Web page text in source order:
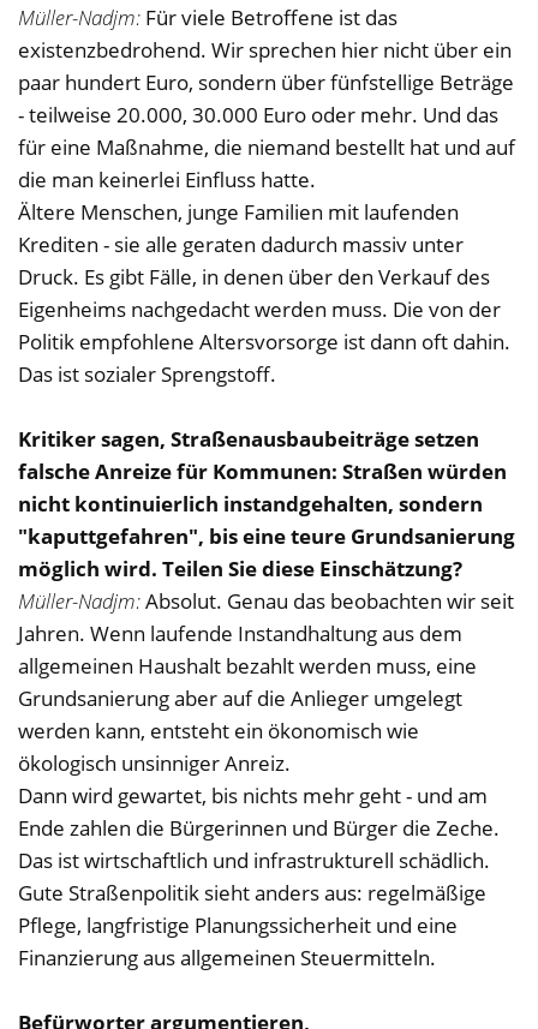
Müller-Nadjm: Für viele Betroffene ist das
existenzbedrohend. Wir sprechen hier nicht über ein
paar hundert Euro, sondern über fünfstellige Beträge
- teilweise 20.000, 30.000 Euro oder mehr. Und das
für eine Maßnahme, die niemand bestellt hat und auf
die man keinerlei Einfluss hatte.
Ältere Menschen, junge Familien mit laufenden
Krediten - sie alle geraten dadurch massiv unter
Druck. Es gibt Fälle, in denen über den Verkauf des
Eigenheims nachgedacht werden muss. Die von der
Politik empfohlene Altersvorsorge ist dann oft dahin.
Das ist sozialer Sprengstoff.
Kritiker sagen, Straßenausbaubeiträge setzen
falsche Anreize für Kommunen: Straßen würden
nicht kontinuierlich instandgehalten, sondern
"kaputtgefahren", bis eine teure Grundsanierung
möglich wird. Teilen Sie diese Einschätzung?
Müller-Nadjm:Absolut. Genau das beobachten wir seit
Jahren. Wenn laufende Instandhaltung aus dem
allgemeinen Haushalt bezahlt werden muss, eine
Grundsanierung aber auf die Anlieger umgelegt
werden kann, entsteht ein ökonomisch wie
ökologisch unsinniger Anreiz.
Dann wird gewartet, bis nichts mehr geht - und am
Ende zahlen die Bürgerinnen und Bürger die Zeche.
Das ist wirtschaftlich und infrastrukturell schädlich.
Gute Straßenpolitik sieht anders aus: regelmäßige
Pflege, langfristige Planungssicherheit und eine
Finanzierung aus allgemeinen Steuermitteln.
Befürworter argumentieren,